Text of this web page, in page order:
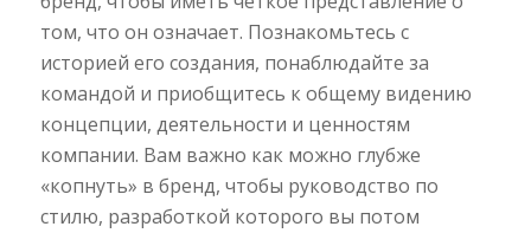
том, что он означает. Познакомьтесь с
историей его создания, понаблюдайте за
командой и приобщитесь к общему видению
концепции, деятельности и ценностям
компании. Вам важно как можно глубже
«копнуть» в бренд, чтобы руководство по
стилю, разработкой которого вы потом